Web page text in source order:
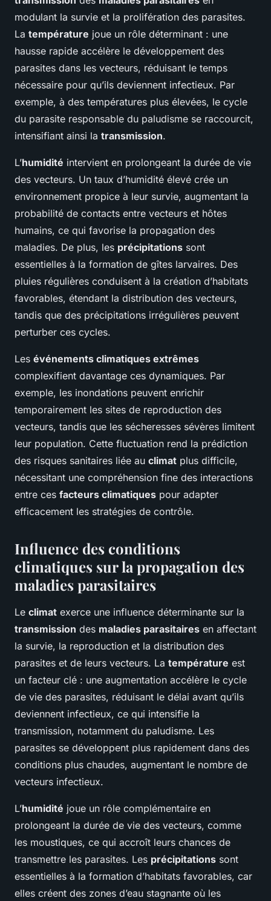
modulant la survie et la prolifération des parasites.
La température joue un rôle déterminant : une
hausse rapide accélère le développement des
parasites dans les vecteurs, réduisant le temps
nécessaire pour qu’ils deviennent infectieux. Par
exemple, à des températures plus élevées, le cycle
du parasite responsable du paludisme se raccourcit,
intensifiant ainsi la transmission.
L’humidité intervient en prolongeant la durée de vie
des vecteurs. Un taux d’humidité élevé crée un
environnement propice à leur survie, augmentant la
probabilité de contacts entre vecteurs et hôtes
humains, ce qui favorise la propagation des
maladies. De plus, les précipitations sont
essentielles à la formation de gîtes larvaires. Des
pluies régulières conduisent à la création d’habitats
favorables, étendant la distribution des vecteurs,
tandis que des précipitations irrégulières peuvent
perturber ces cycles.
Les événements climatiques extrêmes
complexifient davantage ces dynamiques. Par
exemple, les inondations peuvent enrichir
temporairement les sites de reproduction des
vecteurs, tandis que les sécheresses sévères limitent
leur population. Cette fluctuation rend la prédiction
des risques sanitaires liée au climat plus difficile,
nécessitant une compréhension fine des interactions
entre ces facteurs climatiques pour adapter
efficacement les stratégies de contrôle.
Influence des conditions
climatiques sur la propagation des
maladies parasitaires
Le climat exerce une influence déterminante sur la
transmission des maladies parasitaires en affectant
la survie, la reproduction et la distribution des
parasites et de leurs vecteurs. La température est
un facteur clé : une augmentation accélère le cycle
de vie des parasites, réduisant le délai avant qu’ils
deviennent infectieux, ce qui intensifie la
transmission, notamment du paludisme. Les
parasites se développent plus rapidement dans des
conditions plus chaudes, augmentant le nombre de
vecteurs infectieux.
L’humidité joue un rôle complémentaire en
prolongeant la durée de vie des vecteurs, comme
les moustiques, ce qui accroît leurs chances de
transmettre les parasites. Les précipitations sont
essentielles à la formation d’habitats favorables, car
elles créent des zones d’eau stagnante où les